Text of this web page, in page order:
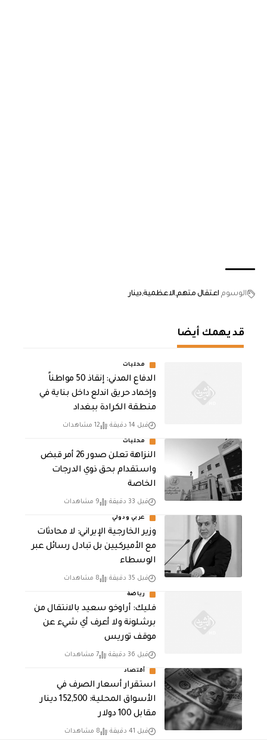
الوسوم اعتقال متهم الاعظمية دينار
قد يهمك أيضا
محليات
الدفاع المدني: إنقاذ 50 مواطناً
وإخماد حريق اندلع داخل بناية في
منطقة الكرادة ببغداد
قبل 14 دقيقة 12 مشاهدات
محليات
النزاهة تعلن صدور 26 أمر قبض
واستقدام بحق ذوي الدرجات
الخاصة
قبل 33 دقيقة 9 مشاهدات
عربي ودولي
‏وزير الخارجية الإيراني: لا محادثات
مع الأميركيين بل تبادل رسائل عبر
الوسطاء
قبل 35 دقيقة 8 مشاهدات
رياضة
فليك: أراوخو سعيد بالانتقال من
برشلونة ولا أعرف أي شيء عن
موقف توريس
قبل 36 دقيقة 7 مشاهدات
أقتصاد
استقرار أسعار الصرف في
الأسواق المحلية: 152,500 دينار
مقابل 100 دولار
قبل 41 دقيقة 8 مشاهدات